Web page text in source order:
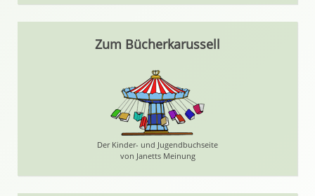
Zum Bücherkarussell
Der Kinder- und Jugendbuchseite
von Janetts Meinung